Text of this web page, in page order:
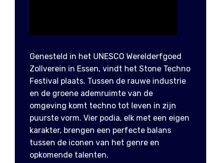
Genesteld in het UNESCO Werelderfgoed
Zollverein in Essen, vindt het Stone Techno
Festival plaats. Tussen de rauwe industrie
en de groene ademruimte van de
omgeving komt techno tot leven in zijn
puurste vorm. Vier podia, elk met een eigen
karakter, brengen een perfecte balans
tussen de iconen van het genre en
opkomende talenten.